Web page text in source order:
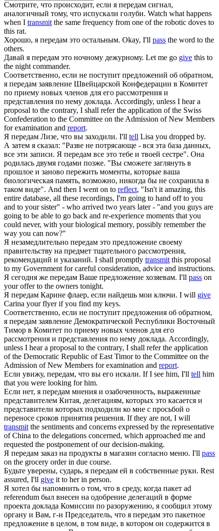
Смотрите, что происходит, если я передам сигнал,
аналогичный тому, что испускали голуби. Watch what happens
when I transmitthe same frequency from one of the robotic doves to
this rat.
Хорошо, я передам это остальным. Okay, I'll pass the word to the
others.
Давай я передам это ночному дежурному. Let me go give this to
the night commander.
Соответственно, если не поступит предложений об обратном,
я передам заявление Швейцарской Конфедерации в Комитет
по приему новых членов для его рассмотрения и
представления по нему доклада. Accordingly, unless I hear a
proposal to the contrary, I shall refer the application of the Swiss
Confederation to the Committee on the Admission of New Members
for examination and report.
Я передам Лизе, что вы заходили. I'll tell Lisa you dropped by.
А затем я сказал: "Разве не потрясающе - вся эта база данных,
все эти записи. Я передам все это тебе и твоей сестре". Она
родилась двумя годами позже. "Вы сможете заглянуть в
прошлое и заново пережить моменты, которые ваша
биологическая память, возможно, никогда бы не сохранила в
таком виде". And then I went on to reflect, "Isn't it amazing, this
entire database, all these recordings, I'm going to hand off to you
and to your sister" - who arrived two years later - "and you guys are
going to be able to go back and re-experience moments that you
could never, with your biological memory, possibly remember the
way you can now?"
Я незамедлительно передам это предложение своему
правительству на предмет тщательного рассмотрения,
рекомендаций и указаний. I shall promptly transmitthis proposal
to my Government for careful consideration, advice and instructions.
Я сегодня же передам Ваше предложение хозяевам. I'll pass on
your offer to the owners tonight.
Я передам Карине флаер, если найдешь мои ключи. I will give
Carina your flyer if you find my keys.
Соответственно, если не поступит предложения об обратном,
я передам заявление Демократической Республики Восточный
Тимор в Комитет по приему новых членов для его
рассмотрения и представления по нему доклада. Accordingly,
unless I hear a proposal to the contrary, I shall refer the application
of the Democratic Republic of East Timor to the Committee on the
Admission of New Members for examination and report.
Если увижу, передам, что вы его искали. If I see him, I'll tell him
that you were looking for him.
Если нет, я передам мнения и озабоченность, выраженные
представителем Китая, делегациям, которых это касается и
представители которых подходили ко мне с просьбой о
переносе сроков принятия решения. If they are not, I will
transmitthe sentiments and concerns expressed by the representative
of China to the delegations concerned, which approached me and
requested the postponement of our decision-making.
Я передам заказ на продукты в магазин согласно меню. I'll pass
on the grocery order in due course.
Будьте уверены, сударь, я передам ей в собственные руки. Rest
assured, I'll give it to her in person.
Я хотел бы напомнить о том, что в среду, когда пакет ad
referendum был внесен на одобрение делегаций в форме
проекта доклада Комиссии по разоружению, я сообщил этому
органу и Вам, г-н Председатель, что я передам это пакетное
предложение в целом, в том виде, в котором он содержится в